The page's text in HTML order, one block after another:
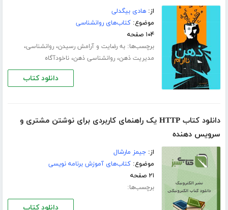
از:هادی بیگدلی
موضوع:کتاب‌های روانشناسی
۱۰۴ صفحه
برچسب‌ها:به رضایت و آرامش رسیدن،روانشناسی،
مدیریت ذهن،روانشناسی ذهن،ناخودآگاه
دانلود کتاب
دانلود کتاب HTTP یک راهنمای کاربردی برای نوشتن مشتری و
سرویس دهنده
از:جیمز مارشال
موضوع:کتاب‌های آموزش برنامه نویسی
۲۱ صفحه
برچسب‌ها:
دانلود کتاب